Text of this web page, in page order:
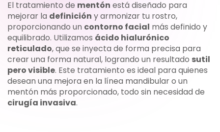
El tratamiento de mentón está diseñado para
mejorar la definición y armonizar tu rostro,
proporcionando un contorno facial más definido y
equilibrado. Utilizamos ácido hialurónico
reticulado, que se inyecta de forma precisa para
crear una forma natural, logrando un resultado sutil
pero visible. Este tratamiento es ideal para quienes
desean una mejora en la línea mandibular o un
mentón más proporcionado, todo sin necesidad de
cirugía invasiva.